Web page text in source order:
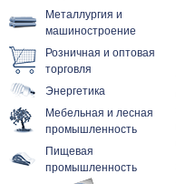
Металлургия и
машиностроение
Розничная и оптовая
торговля
Энергетика
Мебельная и лесная
промышленность
Пищевая
промышленность